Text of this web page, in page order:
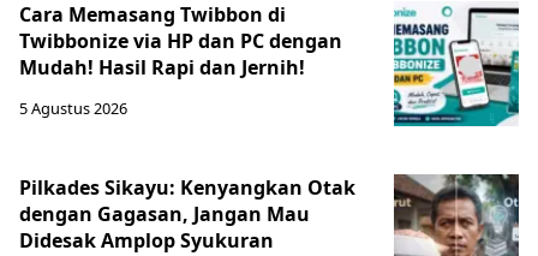
Cara Memasang Twibbon di
Twibbonize via HP dan PC dengan
Mudah! Hasil Rapi dan Jernih!
5 Agustus 2026
Pilkades Sikayu: Kenyangkan Otak
dengan Gagasan, Jangan Mau
Didesak Amplop Syukuran